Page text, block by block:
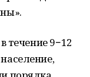
течение 9−12